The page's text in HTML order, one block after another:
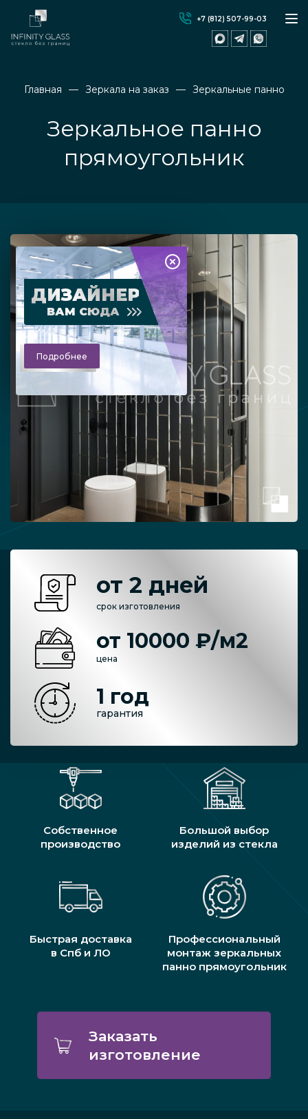
+7 (812) 507-99-03
Главная Зеркала на заказ Зеркальные панно
Зеркальное панно
прямоугольник
ДИЗАЙНЕР
ВАМ СЮДА
Подробнее
от 2 дней
срок изготовления
от 10000 ₽/м2
цена
1 год
гарантия
Собственное
производство
Большой выбор
изделий из стекла
Быстрая доставка
в Спб и ЛО
Профессиональный
монтаж зеркальных
панно прямоугольник
Заказать
изготовление